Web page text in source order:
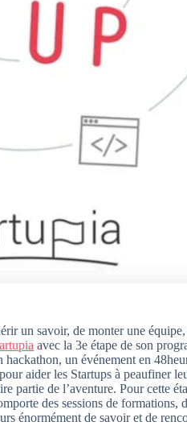
un savoir, de monter une
avec la 3e étape de son
un événement en
aider les Startups à peaufiner
partie de l’aventure. Pour cette
des sessions de formations,
énormément de savoir et de